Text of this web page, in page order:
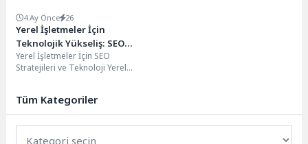
4 Ay Önce 26
Yerel İşletmeler İçin
Teknolojik Yükseliş: SEO
Stratejileri
Yerel İşletmeler İçin SEO
Stratejileri ve Teknoloji Yerel
Tüm Kategoriler